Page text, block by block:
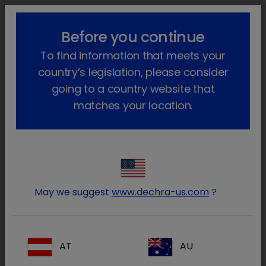
lock_outline search menu
Produtos
Farmacêutico
Cavalo
Só com receita veterinária
Ophtocycline
Voltar atrás
Ophtocycline
Before you continue
To find information that meets your
country’s legislation, please consider
going to a country website that
matches your location.
May we suggest www.dechra-us.com ?
AT AU